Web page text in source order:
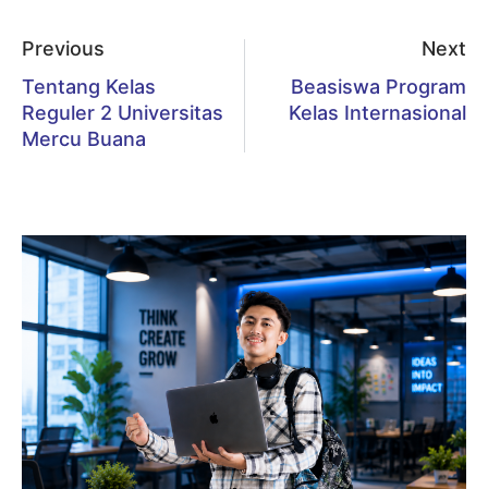
Previous
Tentang Kelas
Reguler 2 Universitas
Mercu Buana
Next
Beasiswa Program
Kelas Internasional